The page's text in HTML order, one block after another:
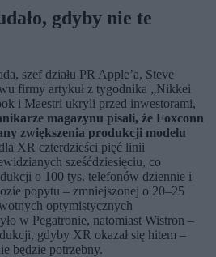
gdyby nie te
szef działu PR Apple’a, Steve
firmy artykuł z tygodnika „Nikkei
i Maestri ukryli przed inwestorami,
magazynu pisali, że Foxconn
zwiększenia produkcji modelu
XR czterdzieści pięć linii
sześćdziesięciu, co
o 100 tys. telefonów dziennie i
popytu – zmniejszonej o 20–25
optymistycznych
w Pegatronie, natomiast Wistron –
gdyby XR okazał się hitem –
będzie potrzebny.